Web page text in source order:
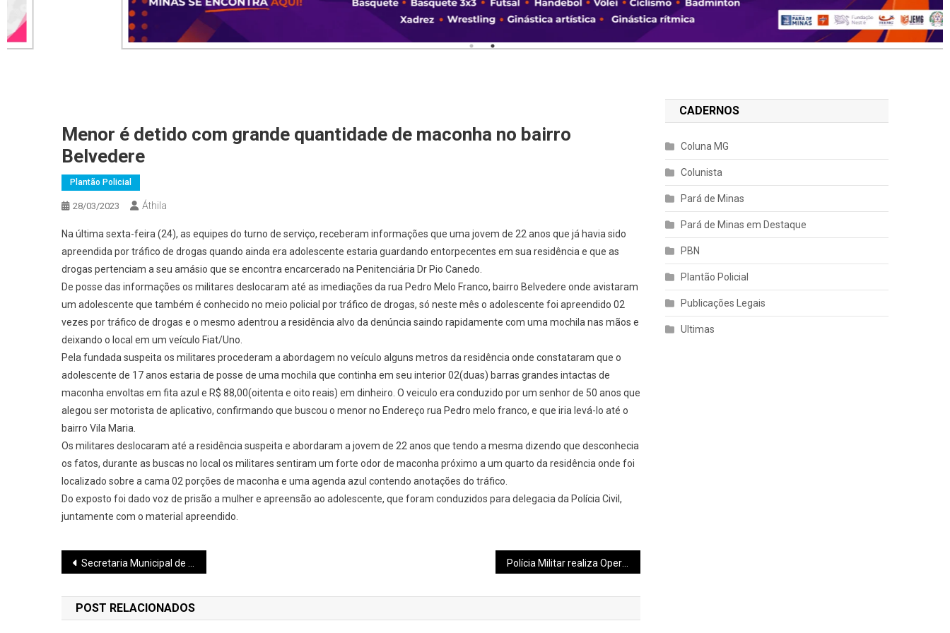
Menor é detido com grande quantidade de maconha no bairro
Belvedere
Plantão Policial
28/03/2023 Áthila
Na última sexta-feira (24), as equipes do turno de serviço, receberam informações que uma jovem de 22 anos que já havia sido
apreendida por tráfico de drogas quando ainda era adolescente estaria guardando entorpecentes em sua residência e que as
drogas pertenciam a seu amásio que se encontra encarcerado na Penitenciária Dr Pio Canedo.
De posse das informações os militares deslocaram até as imediações da rua Pedro Melo Franco, bairro Belvedere onde avistaram
um adolescente que também é conhecido no meio policial por tráfico de drogas, só neste mês o adolescente foi apreendido 02
vezes por tráfico de drogas e o mesmo adentrou a residência alvo da denúncia saindo rapidamente com uma mochila nas mãos e
deixando o local em um veículo Fiat/Uno.
Pela fundada suspeita os militares procederam a abordagem no veículo alguns metros da residência onde constataram que o
adolescente de 17 anos estaria de posse de uma mochila que continha em seu interior 02(duas) barras grandes intactas de
maconha envoltas em fita azul e R$ 88,00(oitenta e oito reais) em dinheiro. O veiculo era conduzido por um senhor de 50 anos que
alegou ser motorista de aplicativo, confirmando que buscou o menor no Endereço rua Pedro melo franco, e que iria levá-lo até o
bairro Vila Maria.
Os militares deslocaram até a residência suspeita e abordaram a jovem de 22 anos que tendo a mesma dizendo que desconhecia
os fatos, durante as buscas no local os militares sentiram um forte odor de maconha próximo a um quarto da residência onde foi
localizado sobre a cama 02 porções de maconha e uma agenda azul contendo anotações do tráfico.
Do exposto foi dado voz de prisão a mulher e apreensão ao adolescente, que foram conduzidos para delegacia da Polícia Civil,
juntamente com o material apreendido.
Navegação
de
Post
Secretaria Municipal de Obras anuncia calçamento de ruas em Pará de Minas Polícia Militar realiza Operação Preventiva no Cristo Redentor e apreende veículos irregulares
POST RELACIONADOS
CADERNOS
Coluna MG
Colunista
Pará de Minas
Pará de Minas em Destaque
PBN
Plantão Policial
Publicações Legais
Ultimas